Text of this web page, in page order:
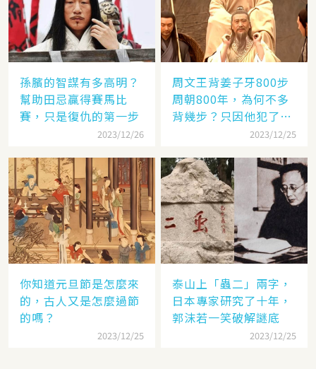
孫臏的智謀有多高明？
幫助田忌贏得賽馬比
賽，只是復仇的第一步
2023/12/26
周文王背姜子牙800步
周朝800年，為何不多
背幾步？只因他犯了個
2023/12/25
你知道元旦節是怎麼來
的，古人又是怎麼過節
的嗎？
2023/12/25
泰山上「蟲二」兩字，
日本專家研究了十年，
郭沫若一笑破解謎底
2023/12/25